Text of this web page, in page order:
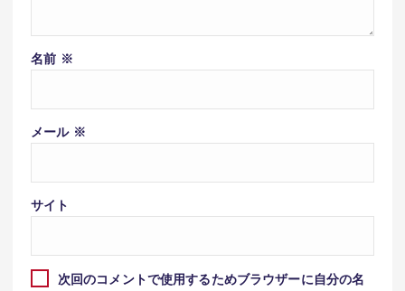
名前 ※
メール ※
サイト
次回のコメントで使用するためブラウザーに自分の名